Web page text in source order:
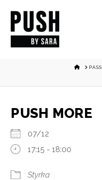
HOMEPASS
PUSH MORE
07/12
17:15 - 18:00
Styrka